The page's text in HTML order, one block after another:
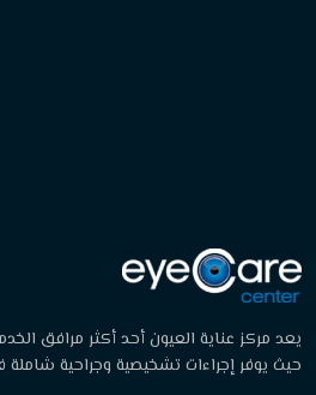
يعد مركز عناية العيون أحد أكثر مرافق
حيث يوفر إجراءات تشخيصية وجراحية